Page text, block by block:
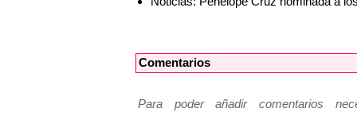
Comentarios
Para poder añadir comentarios